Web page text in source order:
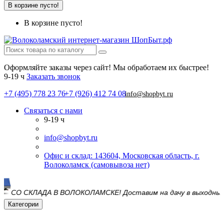
В корзине пусто!
В корзине пусто!
Оформляйте заказы через сайт! Мы обработаем их быстрее!
9-19 ч Заказать звонок
+7 (495) 778 23 76+7 (926) 412 74 08info@shopbyt.ru
Связаться с нами
9-19 ч
info@shopbyt.ru
Офис и склад: 143604, Московская область, г.
Волоколамск (самовывоза нет)
СКЛАДА В ВОЛОКОЛАМСКЕ! Доставим на дачу в выходные и
Категории